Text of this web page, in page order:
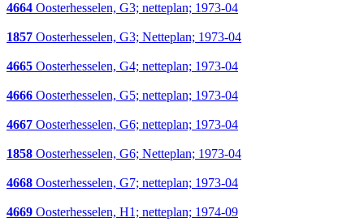
4664 Oosterhesselen, G3; netteplan; 1973-04
1857 Oosterhesselen, G3; Netteplan; 1973-04
4665 Oosterhesselen, G4; netteplan; 1973-04
4666 Oosterhesselen, G5; netteplan; 1973-04
4667 Oosterhesselen, G6; netteplan; 1973-04
1858 Oosterhesselen, G6; Netteplan; 1973-04
4668 Oosterhesselen, G7; netteplan; 1973-04
4669 Oosterhesselen, H1; netteplan; 1974-09